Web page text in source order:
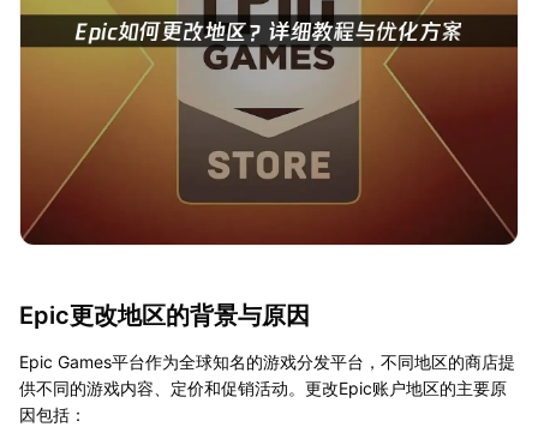
Epic更改地区的背景与原因
Epic Games平台作为全球知名的游戏分发平台，不同地区的商店提
供不同的游戏内容、定价和促销活动。更改Epic账户地区的主要原
因包括：